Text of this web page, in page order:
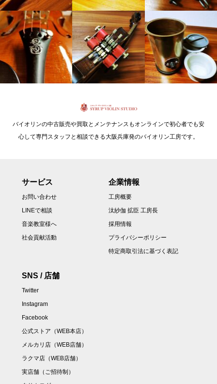
バイオリンの中古販売や買取とメンテナンスもオンラインで初心者でも安
心して専門スタッフと相談できる大阪兵庫発のバイオリン工房です。
サービス
お問い合わせ
LINEで相談
音楽教室様へ
社会貢献活動
企業情報
工房概要
汰紗伽 拡臣 工房長
採用情報
プライバシーポリシー
特定商取引法に基づく表記
SNS / 店舗
Twitter
Instagram
Facebook
公式ストア（WEB本店）
メルカリ店（WEB店舗）
ラクマ店（WEB店舗）
実店舗（ご招待制）